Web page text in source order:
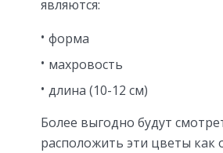
являются:
форма
махровость
длина (10-12 см)
Более выгодно будут
расположить эти цветы как